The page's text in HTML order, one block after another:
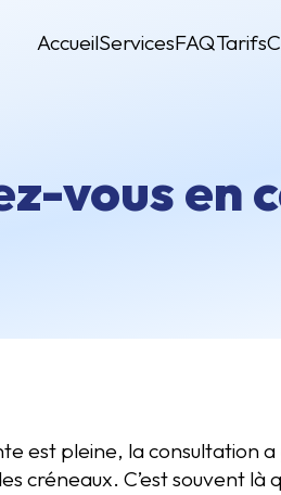
AccueilServicesFAQTarifs
vous en
est pleine, la consultation
créneaux. C’est souvent